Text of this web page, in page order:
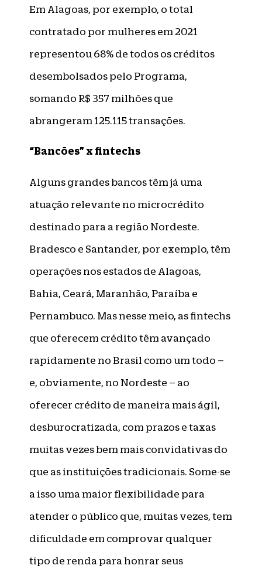
Em Alagoas, por exemplo, o total
contratado por mulheres em 2021
representou 68% de todos os créditos
desembolsados pelo Programa,
somando R$ 357 milhões que
abrangeram 125.115 transações.
“Bancões” x fintechs
Alguns grandes bancos têm já uma
atuação relevante no microcrédito
destinado para a região Nordeste.
Bradesco e Santander, por exemplo, têm
operações nos estados de Alagoas,
Bahia, Ceará, Maranhão, Paraíba e
Pernambuco. Mas nesse meio, as fintechs
que oferecem crédito têm avançado
rapidamente no Brasil como um todo –
e, obviamente, no Nordeste – ao
oferecer crédito de maneira mais ágil,
desburocratizada, com prazos e taxas
muitas vezes bem mais convidativas do
que as instituições tradicionais. Some-se
a isso uma maior flexibilidade para
atender o público que, muitas vezes, tem
dificuldade em comprovar qualquer
tipo de renda para honrar seus